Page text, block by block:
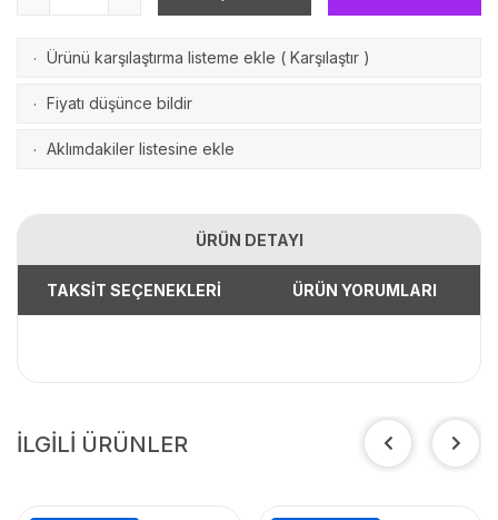
· Ürünü karşılaştırma listeme ekle ( Karşılaştır )
· Fiyatı düşünce bildir
· Aklımdakiler listesine ekle
ÜRÜN DETAYI
TAKSİT SEÇENEKLERİ ÜRÜN YORUMLARI
İLGİLİ ÜRÜNLER